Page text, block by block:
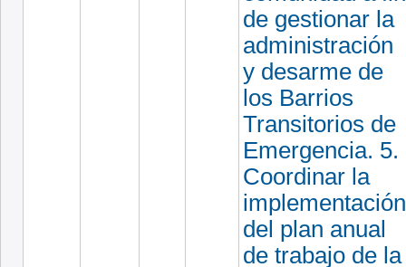
de gestionar la
administración
y desarme de
los Barrios
Transitorios de
Emergencia. 5.
Coordinar la
implementación
del plan anual
de trabajo de la